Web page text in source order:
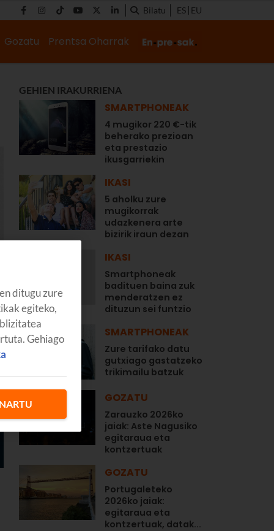
Bilatu ES EU
Gozatu Prentsa Oharrak
GEHIEN IRAKURRIENA
SMARTPHONEAK
4 mugikor 220 €-tik
beherako prezioan
eta prestazio
ikusgarriekin
IKASI
5 aholku zure
mugikorrak
udazkenera arte
bizirik iraun dezan
IKASI
Smartphoneak
badituen baina zuk
menderatzen ez
dituzun sei funtzio
SMARTPHONEAK
Zure tarifako datu
gutxiago gastatzeko
trikimailu batzuk
GOZATU
Zarauzko 2026ko
jaiak: Aste Nagusiko
egitaraua eta
kontzertuak
GOZATU
Portugaleteko
2026ko jaiak:
egitaraua eta
kontzertuak, datak...
ditugu zure
egiteko,
Gehiago